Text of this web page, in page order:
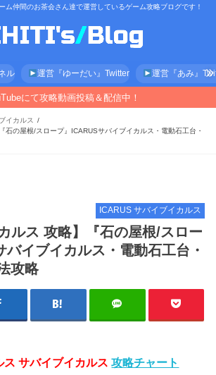
ム仲間のお茶会さん達で運営しているゲーム攻略ブログです！
ル 運営『ゆーだい』Twitter 運営『あみ』
にて攻略動画投稿＆配信中！
イカルス
石の屋根/スロープ』ICARUSサバイブイカルス・電動石工台・
ICARUS サバイブイカルス
ルス 攻略】『石の屋根/スロー
バイブイカルス・電動石工台・
攻略
ス サバイブイカルス攻略チャート